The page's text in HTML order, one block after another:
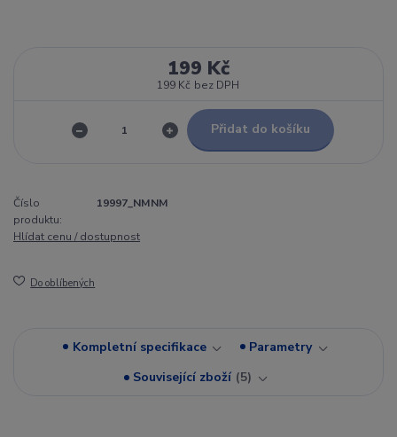
199 Kč
199 Kč bez DPH
Přidat do košíku
Číslo
produktu:
19997_NMNM
Hlídat cenu / dostupnost
Do oblíbených
Kompletní specifikace
Parametry
Související zboží 5